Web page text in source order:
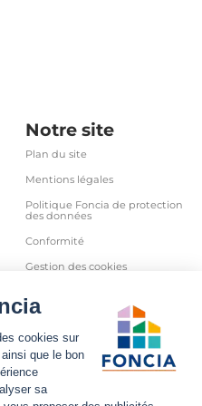
Notre site
Plan du site
Mentions légales
Politique Foncia de protection
des données
Conformité
Gestion des cookies
et autres traceurs
Sécurité informatique
Déclaration d'accessibilité
Nous suivre